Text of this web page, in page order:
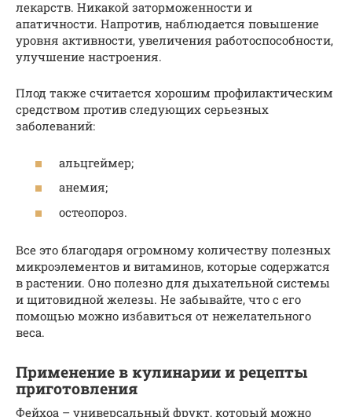
лекарств. Никакой заторможенности и
апатичности. Напротив, наблюдается повышение
уровня активности, увеличения работоспособности,
улучшение настроения.
Плод также считается хорошим профилактическим
средством против следующих серьезных
заболеваний:
альцгеймер;
анемия;
остеопороз.
Все это благодаря огромному количеству полезных
микроэлементов и витаминов, которые содержатся
в растении. Оно полезно для дыхательной системы
и щитовидной железы. Не забывайте, что с его
помощью можно избавиться от нежелательного
веса.
Применение в кулинарии и рецепты
приготовления
Фейхоа – универсальный фрукт, который можно